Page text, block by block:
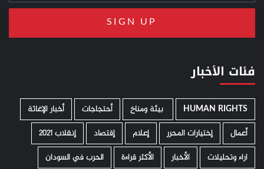
فئات الأخبار
HUMAN RIGHTS ­ بيئة ومناخ أحتجاجات
أخبار الإغاثة
أعمال
إختيارات المحرر إعلام إقتصاد
إنقلاب 2021
اراء وتحليلات
الأخبار الأكثر قراءة
الحرب في السودان